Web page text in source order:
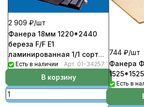
2 909 ₽/шт
Фанера 18мм 1220*2440
береза F/F Е1
ламинированная 1/1 сорт
(22шт/пал)
Есть в наличии Арт. 01-34257
В корзину
744 ₽/шт
Фанера ФК 6мм 2/
Есть в